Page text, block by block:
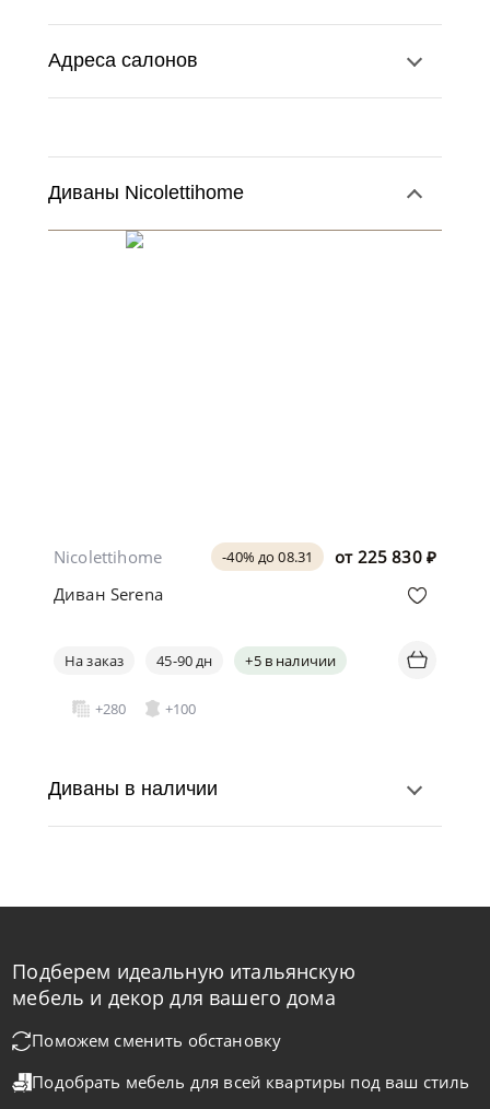
Адреса салонов
Диваны Nicolettihome
от 225 830 ₽
-40% до 08.31
Nicolettihome
Диван Serena
На заказ 45-90 дн +5 в наличии
+280 +100
-40% до 08.31
Nicolettihome
Диван Monnalisa
Диваны в наличии
Подберем идеальную итальянскую
мебель и декор для вашего дома
Поможем сменить обстановку
Подобрать мебель для всей квартиры под ваш стиль